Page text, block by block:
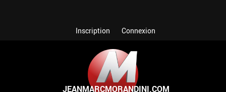
Inscription Connexion